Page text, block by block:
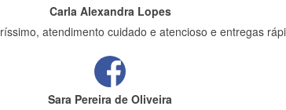
Carla Alexandra Lopes
atendimento cuidado e atencioso e entregas
Sara Pereira de Oliveira